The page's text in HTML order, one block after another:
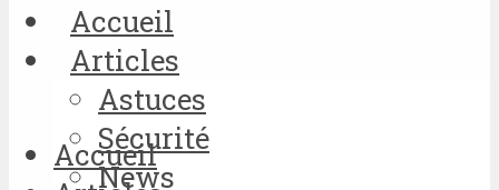
Accueil
Articles
Astuces
Sécurité
News
Accueil